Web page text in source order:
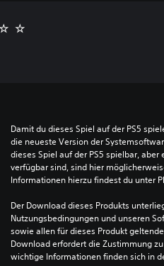
Damit du dieses Spiel auf der PS5
die neueste Version der
dieses Spiel auf der PS5 spielbar,
verfügbar sind, sind hier
Informationen hierzu findest du unter
Der Download dieses Produkts
Nutzungsbedingungen und unseren
sowie allen für dieses Produkt
Download erfordert die Zustimmung
wichtige Informationen finden sich in